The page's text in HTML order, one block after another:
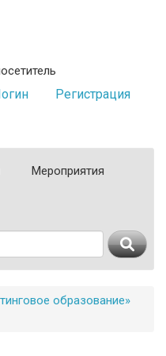
Регистрация
Мероприятия
образование»